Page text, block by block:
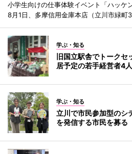
小学生向けの仕事体験イベント「ハッケ
8月1日、多摩信用金庫本店（立川市緑町3
学ぶ・知る
旧国立駅舎でトーク
居予定の若手経営者4人
学ぶ・知る
立川で市民参加型の
を発信する市民を募る